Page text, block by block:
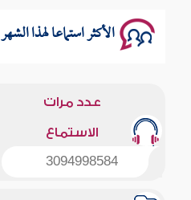
الأكثر استماعا لهذا الشهر
عدد مرات
الاستماع
3094998584